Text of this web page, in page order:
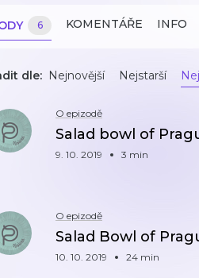
6 KOMENTÁŘE INFO
dle: Nejnovější Nejstarší
O epizodě
Salad bowl of
9. 10. 2019 3 min
O epizodě
Salad Bowl of
10. 10. 2019 24 min